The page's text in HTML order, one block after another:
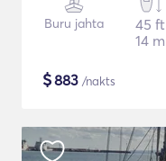
Buru jahta
45 ft
14 m
$883 /nakts